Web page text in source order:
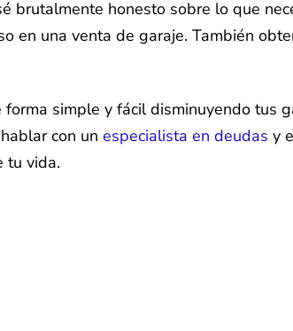
brutalmente honesto sobre lo que
en una venta de garaje. También
simple y fácil disminuyendo tus
con un especialista en deudas y
tu vida.